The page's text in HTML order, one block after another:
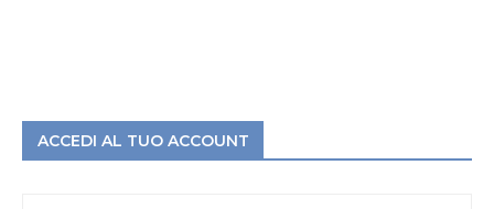
ACCEDI AL TUO ACCOUNT